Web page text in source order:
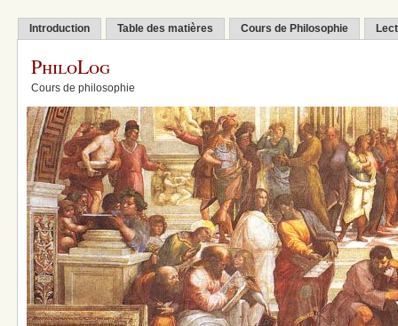
Introduction Table des matières Cours de Philosophie
PhiloLog
Cours de philosophie